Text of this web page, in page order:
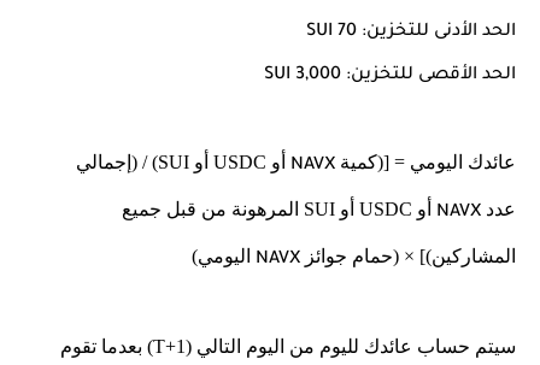
الحد الأدنى للتخزين: 70 SUI
الحد الأقصى للتخزين: 3,000
عائدك اليومي = [(كمية NAVX أو USDC أو SUI) / (إجمالي
عدد NAVX أو USDC أو SUI المرهونة من قبل جميع
المشاركين)] × (حمام جوائز NAVX اليومي)
سيتم حساب عائدك لليوم من اليوم التالي (T+1) بعدما تقوم